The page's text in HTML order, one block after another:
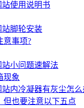
使用说明书
脚轮安装
意事项?
小问题速解法
现象
内冷凝器有灰尘怎么
也要注意以下五点